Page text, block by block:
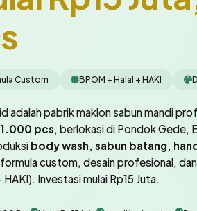
Custom BPOM + Halal + HAKI
adalah pabrik maklon sabun mandi
pcs , berlokasi di Pondok Gede,
body wash, sabun batang,
custom, desain profesional,
HAKI). Investasi mulai Rp15 Juta.